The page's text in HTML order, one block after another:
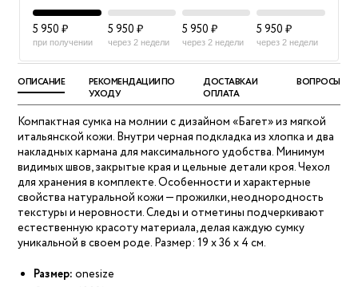
5 950 ₽
при получении
5 950 ₽
через 2 недели
5 950 ₽
через 2 недели
5 950 ₽
через 2 недели
ОПИСАНИЕ
РЕКОМЕНДАЦИИ ПО
УХОДУ
ДОСТАВКА И
ОПЛАТА
ВОПРОСЫ
Компактная сумка на молнии с дизайном «Багет» из мягкой
итальянской кожи. Внутри черная подкладка из хлопка и два
накладных кармана для максимального удобства. Минимум
видимых швов, закрытые края и цельные детали кроя. Чехол
для хранения в комплекте. Особенности и характерные
свойства натуральной кожи — прожилки, неоднородность
текстуры и неровности. Следы и отметины подчеркивают
естественную красоту материала, делая каждую сумку
уникальной в своем роде. Размер: 19 х 36 х 4 см.
Размер: onesize